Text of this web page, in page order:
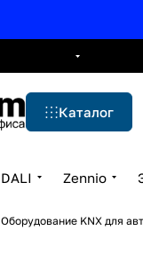
Каталог
DALI Zennio
Оборудование KNX для